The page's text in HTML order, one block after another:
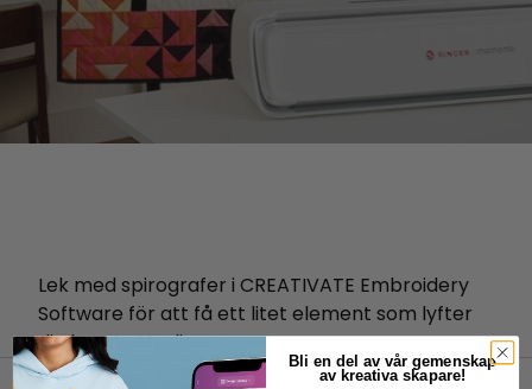
Lek med spirografer i CREATIVATE Embroidery
Software för att få ett litet element som lyfter
din konst ytterligare.
Bli en del av vår gemenskap
av kreativa skapare!